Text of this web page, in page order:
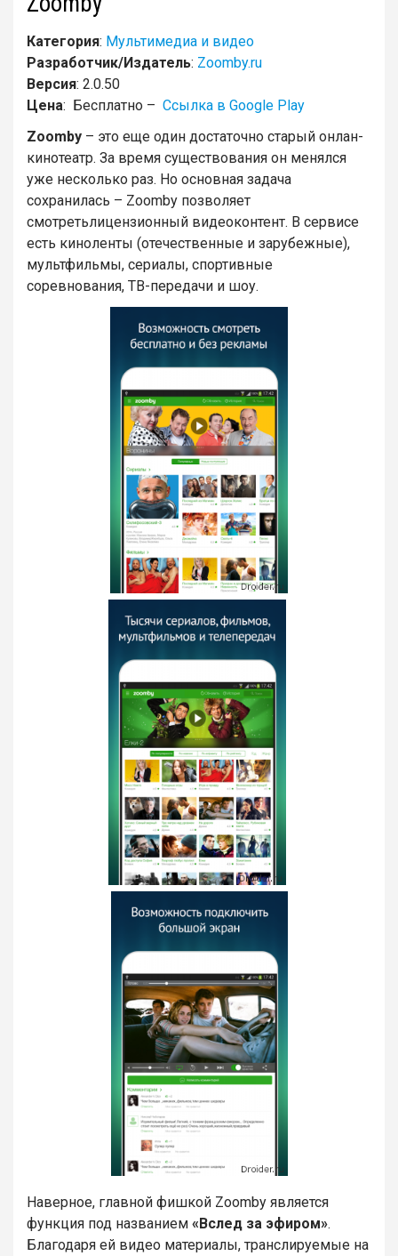
Категория: Мультимедиа и видео
Разработчик/Издатель: Zoomby.ru
Версия: 2.0.50
Цена: Бесплатно – Ссылка в Google Play
Zoomby – это еще один достаточно старый онлан-
кинотеатр. За время существования он менялся
уже несколько раз. Но основная задача
сохранилась – Zoomby позволяет
смотретьлицензионный видеоконтент. В сервисе
есть киноленты (отечественные и зарубежные),
мультфильмы, сериалы, спортивные
соревнования, ТВ-передачи и шоу.
Наверное, главной фишкой Zoomby является
функция под названием «Вслед за эфиром».
Благодаря ей видео материалы, транслируемые на